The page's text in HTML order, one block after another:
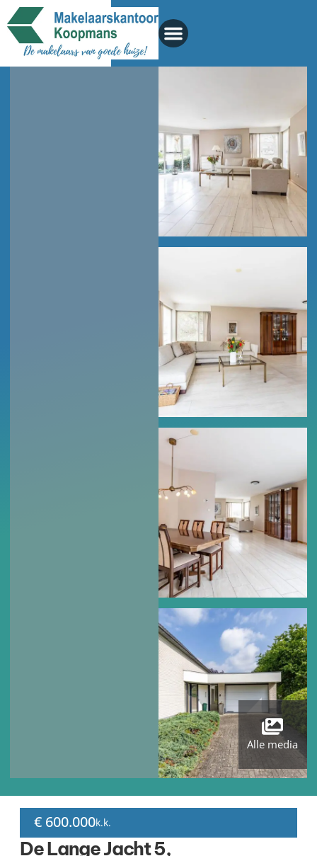
Alle media
€ 600.000k.k.
De Lange Jacht 5,